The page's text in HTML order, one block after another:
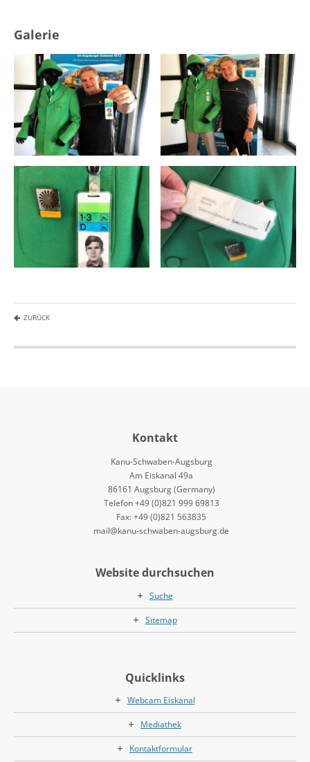
Galerie
ZURÜCK
Kontakt
Kanu-Schwaben-Augsburg
Am Eiskanal 49a
86161 Augsburg (Germany)
Telefon +49 (0)821 999 69813
Fax: +49 (0)821 563835
mail@kanu-schwaben-augsburg.de
Website durchsuchen
Suche
Sitemap
Quicklinks
Webcam Eiskanal
Mediathek
Kontaktformular